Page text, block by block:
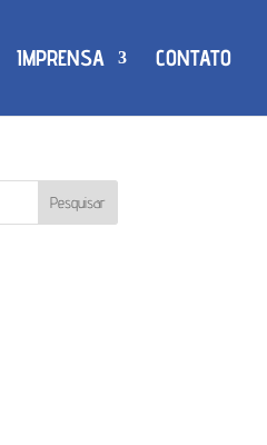
IMPRENSA CONTATO